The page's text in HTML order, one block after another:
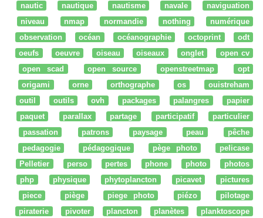
nautic
nautique nautisme navale
naviguation
niveau
nmap normandie nothing
numérique
observation
océan océanographie octoprint
odt
oeufs
oeuvre oiseau oiseaux onglet
open cv
open scad
open source openstreetmap
opt
origami
orne orthographe os
ouistreham
outil
outils ovh packages palangres
papier
paquet
parallax partage participatif
particulier
passation
patrons paysage peau
pêche
pedagogie
pédagogique pège photo
pelicase
Pelletier
perso pertes phone photo
photos
php
physique phytoplancton picavet
pictures
piece
piège piege photo piézo
pilotage
piraterie
pivoter plancton planètes
planktoscope